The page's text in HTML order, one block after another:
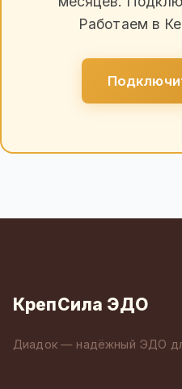
Работаем в
КрепСила ЭДО
Диадок — надёжный ЭДО